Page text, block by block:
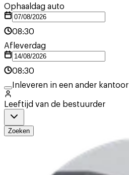
Ophaaldag auto
08:30
Afleverdag
08:30
Inleveren in een ander kantoor
Leeftijd van de bestuurder
Zoeken